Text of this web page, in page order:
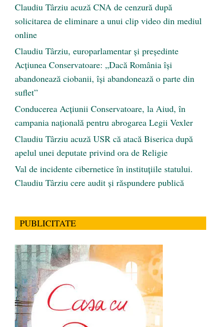
Claudiu Târziu acuză CNA de cenzură după
solicitarea de eliminare a unui clip video din mediul
online
Claudiu Târziu, europarlamentar și președinte
Acțiunea Conservatoare: „Dacă România își
abandonează ciobanii, își abandonează o parte din
suflet”
Conducerea Acțiunii Conservatoare, la Aiud, în
campania națională pentru abrogarea Legii Vexler
Claudiu Târziu acuză USR că atacă Biserica după
apelul unei deputate privind ora de Religie
Val de incidente cibernetice în instituțiile statului.
Claudiu Târziu cere audit și răspundere publică
PUBLICITATE